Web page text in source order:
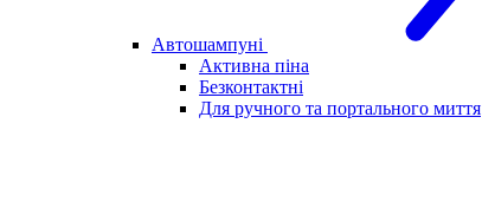
Автошампуні
Активна піна
Безконтактні
Для ручного та портального миття